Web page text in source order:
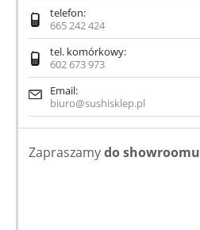
telefon:
665 242 424
tel. komórkowy:
602 673 973
Email:
biuro@sushisklep.pl
Zapraszamydo showroomu